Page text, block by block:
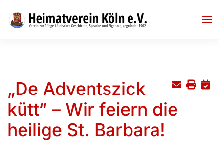
Skip to main content
„De Adventszick
kütt“ – Wir feiern die
heilige St. Barbara!